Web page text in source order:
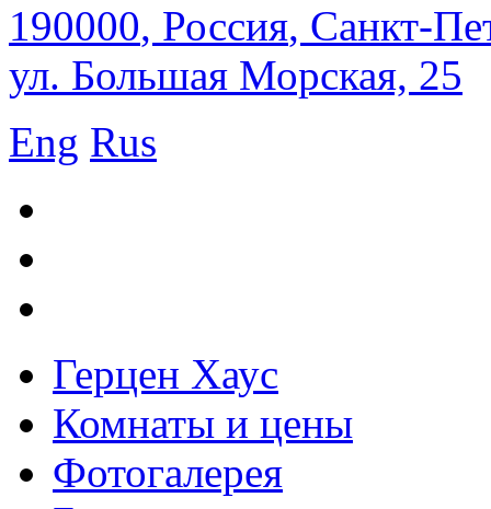
190000, Россия, Санкт-
ул. Большая Морская, 25
Eng Rus
Герцен Хаус
Комнаты и цены
Фотогалерея